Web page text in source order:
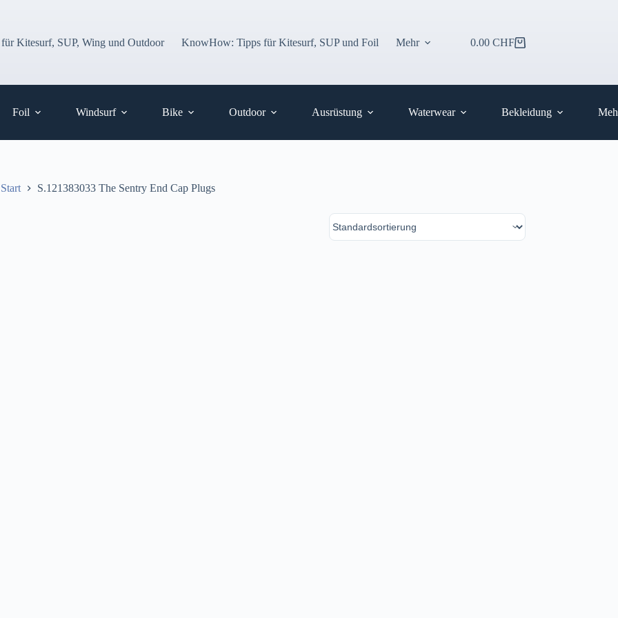
für Kitesurf, SUP, Wing und Outdoor
KnowHow: Tipps für Kitesurf, SUP und Foil Mehr Warenkorb
0.00 CHF
Foil Windsurf Bike Outdoor Ausrüstung Waterwear Bekleidung
Start S.121383033 The Sentry End Cap Plugs